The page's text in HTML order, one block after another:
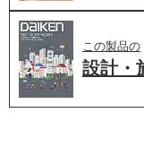
この製品の
設計・